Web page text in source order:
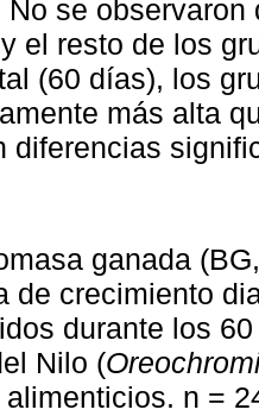
No se
el resto de los
(60 días), los
más alta
diferencias
ganada
de crecimiento
durante los
Nilo (
n =